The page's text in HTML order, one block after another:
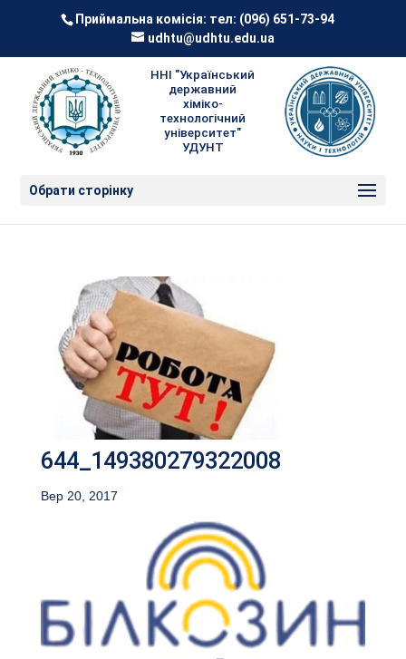
Приймальна комісія: тел: (096) 651-73-94
udhtu@udhtu.edu.ua
ННІ "Український
державний
хіміко-
технологічний
університет"
УДУНТ
Обрати сторінку
644_149380279322008
Вер 20, 2017